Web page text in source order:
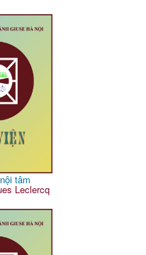
tâm
Leclercq